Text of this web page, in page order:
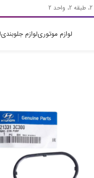
لوازم موتوریلوازم جلوبندی